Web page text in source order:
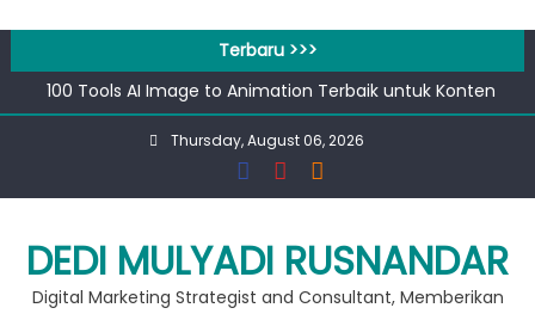
content
Terbaru >>>
100 Tools AI Image to Animation Terbaik untuk Konten
Video & Animasi
Apa bedanya kata pengantar pendahuluan dan prakata
Private Google for Business
Workshop Google for Business
Thursday, August 06, 2026
DEDI MULYADI RUSNANDAR
Digital Marketing Strategist and Consultant, Memberikan